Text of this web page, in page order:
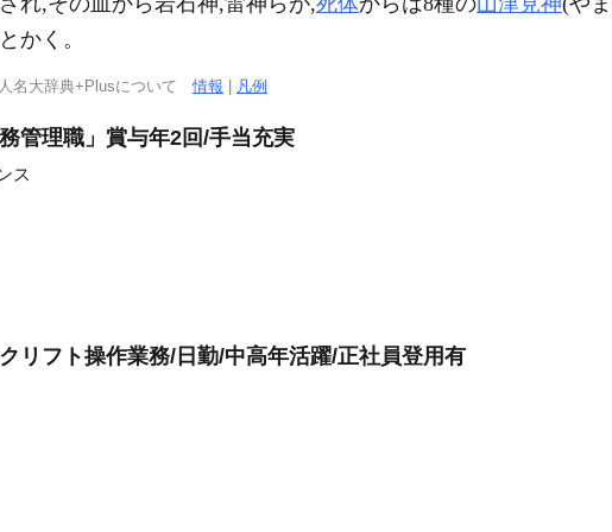
かく。
名大辞典+Plusについて情報 | 凡例
管理職」賞与年2回/手当充実
ス
リフト操作業務/日勤/中高年活躍/正社員登用有